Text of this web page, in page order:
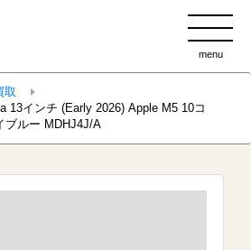
menu
取
13インチ (Early 2026) Apple M5 10コ
ブルー MDHJ4J/A